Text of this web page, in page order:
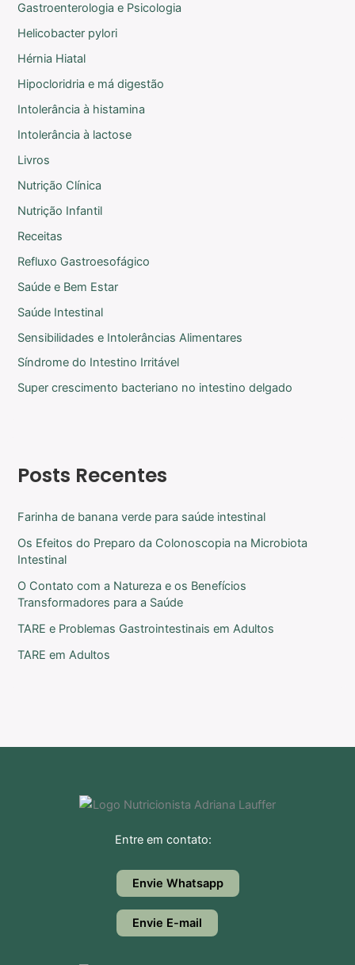
Gastroenterologia e Psicologia
Helicobacter pylori
Hérnia Hiatal
Hipocloridria e má digestão
Intolerância à histamina
Intolerância à lactose
Livros
Nutrição Clínica
Nutrição Infantil
Receitas
Refluxo Gastroesofágico
Saúde e Bem Estar
Saúde Intestinal
Sensibilidades e Intolerâncias Alimentares
Síndrome do Intestino Irritável
Super crescimento bacteriano no intestino delgado
Posts Recentes
Farinha de banana verde para saúde intestinal
Os Efeitos do Preparo da Colonoscopia na Microbiota
Intestinal
O Contato com a Natureza e os Benefícios
Transformadores para a Saúde
TARE e Problemas Gastrointestinais em Adultos
TARE em Adultos
Entre em contato:
Envie Whatsapp
Envie E-mail